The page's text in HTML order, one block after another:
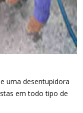
uma desentupidora
em todo tipo de